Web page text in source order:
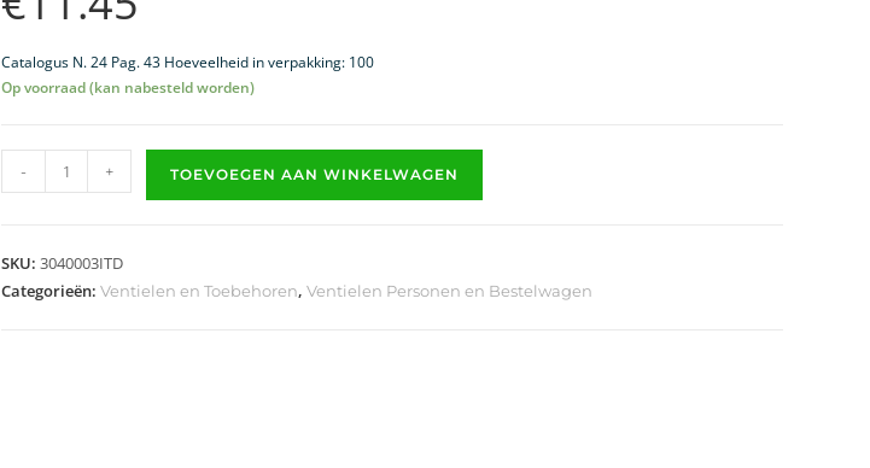
Catalogus N. 24 Pag. 43 Hoeveelheid in verpakking: 100
Op voorraad (kan nabesteld worden)
- + TOEVOEGEN AAN WINKELWAGEN
SKU: 3040003ITD
Categorieën: Ventielen en Toebehoren, Ventielen Personen en Bestelwagen